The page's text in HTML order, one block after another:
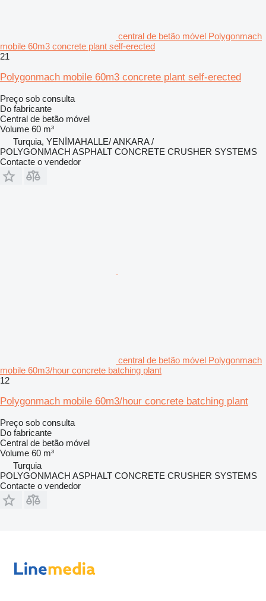
central de betão móvel Polygonmach
mobile 60m3 concrete plant self-erected
21
Polygonmach mobile 60m3 concrete plant self-erected
Preço sob consulta
Do fabricante
Central de betão móvel
Volume 60 m³
Turquia, YENİMAHALLE/ ANKARA /
POLYGONMACH ASPHALT CONCRETE CRUSHER SYSTEMS
Contacte o vendedor
central de betão móvel Polygonmach
mobile 60m3/hour concrete batching plant
12
Polygonmach mobile 60m3/hour concrete batching plant
Preço sob consulta
Do fabricante
Central de betão móvel
Volume 60 m³
Turquia
POLYGONMACH ASPHALT CONCRETE CRUSHER SYSTEMS
Contacte o vendedor